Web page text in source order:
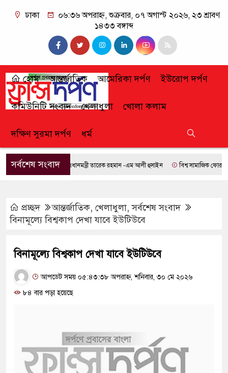
ঢাকা
০৬:৩৬ অপরাহ্ন, শুক্রবার, ০৭ অগাস্ট ২০২৬, ২৩ শ্রাবণ
১৪৩৩ বঙ্গাব্দ
হোম আন্তর্জাতিক আমেরিকা দর্পণ ইউরোপ দর্পণ
কমিউনিটি সংবাদ খেলাধুলা খোলা কলাম
দক্ষিণ সুরমা দর্পণ ধর্ম
সর্বশেষ সংবাদপ্রধানমন্ত্রী তারেক রহমান -এম আলী হুসাইন বিশ্ব সামাজিক ফোরামে যোগ
প্রচ্ছদ আন্তর্জাতিক, খেলাধুলা,সর্বশেষ সংবাদ
বিনামূল্যে বিশ্বকাপ দেখা যাবে ইউটিউবে
বিনামূল্যে বিশ্বকাপ দেখা যাবে ইউটিউবে
আপডেট সময় ০৫:৪৩:৩৮ অপরাহ্ন, শনিবার, ৩০ মে ২০২৬
৮৪ বার পড়া হয়েছে